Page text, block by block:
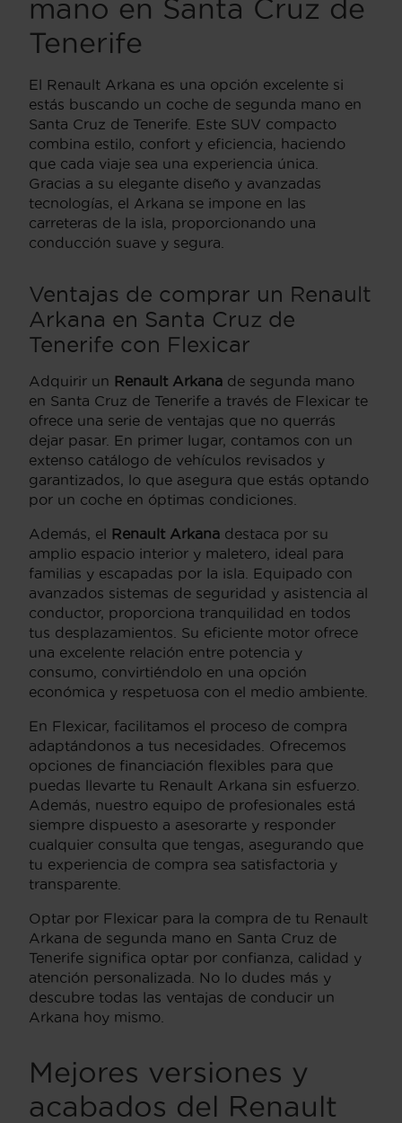
mano en Santa Cruz de
Tenerife
El Renault Arkana es una opción excelente si
estás buscando un coche de segunda mano en
Santa Cruz de Tenerife. Este SUV compacto
combina estilo, confort y eficiencia, haciendo
que cada viaje sea una experiencia única.
Gracias a su elegante diseño y avanzadas
tecnologías, el Arkana se impone en las
carreteras de la isla, proporcionando una
conducción suave y segura.
Ventajas de comprar un Renault
Arkana en Santa Cruz de
Tenerife con Flexicar
Adquirir un Renault Arkana de segunda mano
en Santa Cruz de Tenerife a través de Flexicar te
ofrece una serie de ventajas que no querrás
dejar pasar. En primer lugar, contamos con un
extenso catálogo de vehículos revisados y
garantizados, lo que asegura que estás optando
por un coche en óptimas condiciones.
Además, el Renault Arkana destaca por su
amplio espacio interior y maletero, ideal para
familias y escapadas por la isla. Equipado con
avanzados sistemas de seguridad y asistencia al
conductor, proporciona tranquilidad en todos
tus desplazamientos. Su eficiente motor ofrece
una excelente relación entre potencia y
consumo, convirtiéndolo en una opción
económica y respetuosa con el medio ambiente.
En Flexicar, facilitamos el proceso de compra
adaptándonos a tus necesidades. Ofrecemos
opciones de financiación flexibles para que
puedas llevarte tu Renault Arkana sin esfuerzo.
Además, nuestro equipo de profesionales está
siempre dispuesto a asesorarte y responder
cualquier consulta que tengas, asegurando que
tu experiencia de compra sea satisfactoria y
transparente.
Optar por Flexicar para la compra de tu Renault
Arkana de segunda mano en Santa Cruz de
Tenerife significa optar por confianza, calidad y
atención personalizada. No lo dudes más y
descubre todas las ventajas de conducir un
Arkana hoy mismo.
Mejores versiones y
acabados del Renault